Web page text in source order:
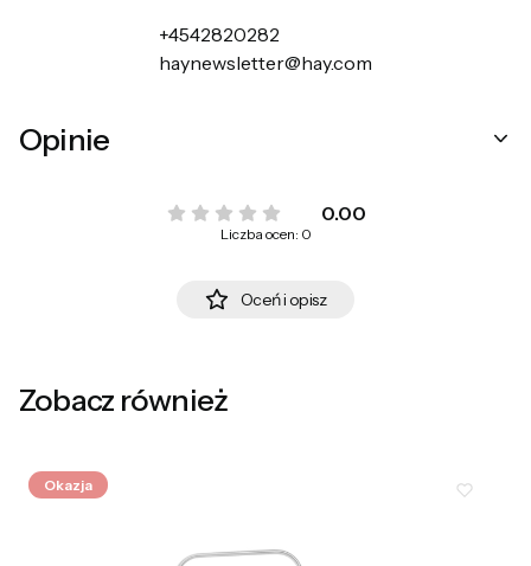
+4542820282
haynewsletter@hay.com
Opinie
0.00
Liczba ocen: 0
Oceń i opisz
Zobacz również
Okazja